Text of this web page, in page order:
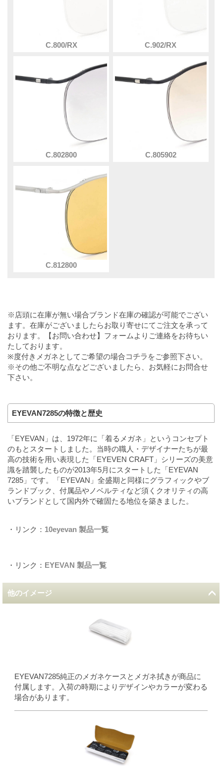
C.800/RX C.902/RX
C.802800 C.805902
C.812800
※店頭に在庫が無い場合ブランド在庫の確認が可能でござい
ます。在庫がございましたらお取り寄せにてご注文を承って
おります。【お問い合わせ】フォームよりご連絡をお待ちい
たしております。
※度付きメガネとしてご希望の場合コチラ をご参照下さい。
※その他ご不明な点などございましたら、お気軽にお問合せ
下さい。
EYEVAN7285の特徴と歴史
「EYEVAN」は、1972年に「着るメガネ」というコンセプト
のもとスタートしました。当時の職人・デザイナーたちが最
高の技術を用い表現した「EYEVEN CRAFT」シリーズの美意
識を踏襲したものが2013年5月にスタートした「EYEVAN
7285」です。「EYEVAN」全盛期と同様にグラフィックやブ
ランドブック、付属品やノベルティなど須くクオリティの高
いブランドとして国内外で確固たる地位を築きました。
・リンク： 10eyevan 製品一覧
・リンク： EYEVAN 製品一覧
他のイメージ
EYEVAN7285純正のメガネケースとメガネ拭きが商品に
付属します。入荷の時期によりデザインやカラーが変わる
場合があります。